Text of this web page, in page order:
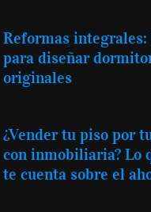
Reformas integrales:
para diseñar
originales
¿Vender tu piso por
con inmobiliaria? Lo
te cuenta sobre el